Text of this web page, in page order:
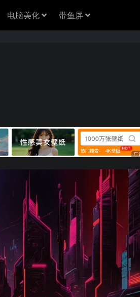
电脑美化 带鱼屏